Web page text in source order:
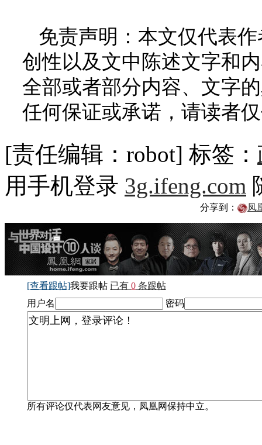
免责声明：本文仅代表
创性以及文中陈述文字和
全部或者部分内容、文字
任何保证或承诺，请读者
[责任编辑：robot] 标签：
用手机登录 3g.ifeng.com
分享到： 凤
[查看跟帖]我要跟帖 已有 0 条跟帖
用户名
密码
所有评论仅代表网友意见，凤凰网保持中立。